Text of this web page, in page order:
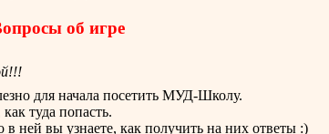
об игре
для начала посетить МУД-Школу.
туда попасть.
ней вы узнаете, как получить на них ответы :)